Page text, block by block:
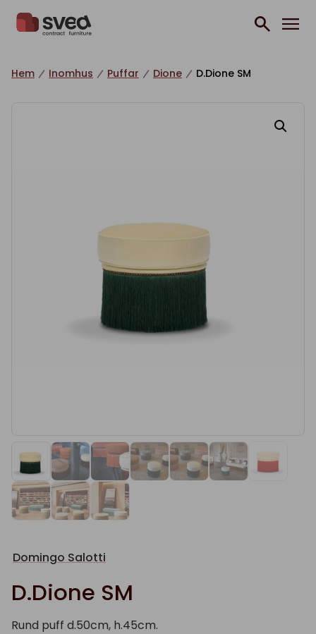
Hem Inomhus Puffar Dione D.Dione SM
Domingo Salotti
D.Dione SM
Rund puff d.50cm, h.45cm.